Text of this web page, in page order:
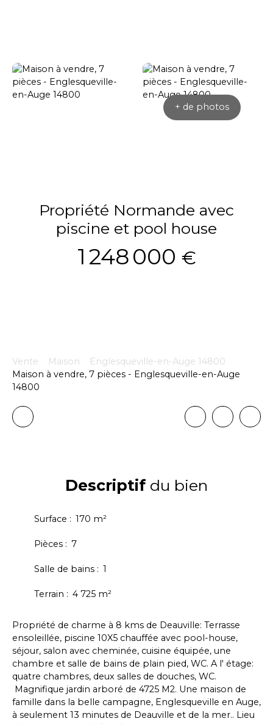
+ de photos
Propriété Normande avec
piscine et pool house
1 248 000 €
Vente Maison
Englesqueville-en-Auge 14800
Maison à vendre, 7 pièces - Englesqueville-en-Auge
14800
Descriptifdu bien
Surface : 170 m²
Pièces : 7
Salle de bains : 1
Terrain : 4 725 m²
Propriété de charme à 8 kms de Deauville: Terrasse
ensoleillée, piscine 10X5 chauffée avec pool-house,
séjour, salon avec cheminée, cuisine équipée, une
chambre et salle de bains de plain pied, WC. A l' étage:
quatre chambres, deux salles de douches, WC.
Magnifique jardin arboré de 4725 M2. Une maison de
famille dans la belle campagne, Englesqueville en Auge,
à seulement 13 minutes de Deauville et de la mer.. Lieu